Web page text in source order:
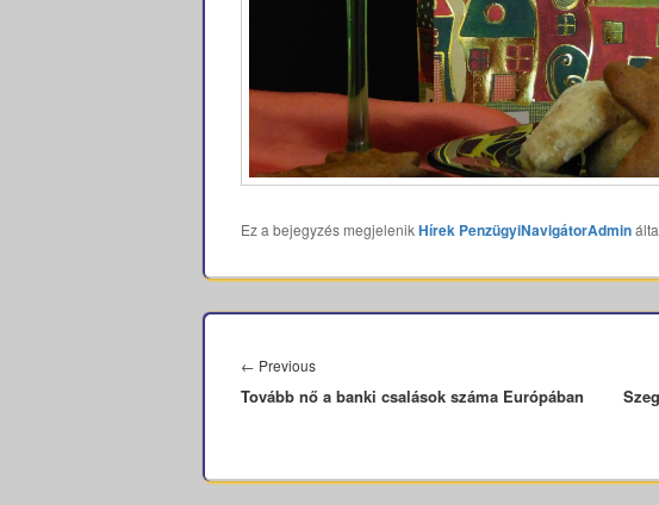
Ez a bejegyzés megjelenikHírek PenzügyiNavigátorAdmin
navigáció
← PreviousPrevious
post:
Tovább nő a banki csalások száma Európában